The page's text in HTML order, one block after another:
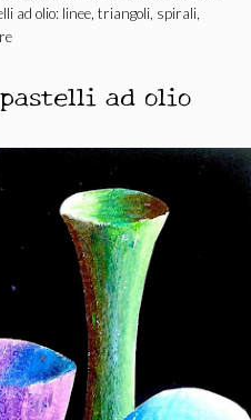
ad olio: linee, triangoli, spirali,
ad olio